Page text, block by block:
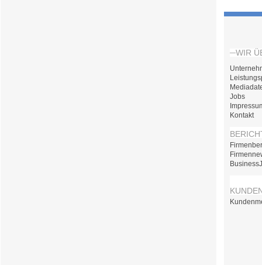
WIR
Jobs
Kontakt